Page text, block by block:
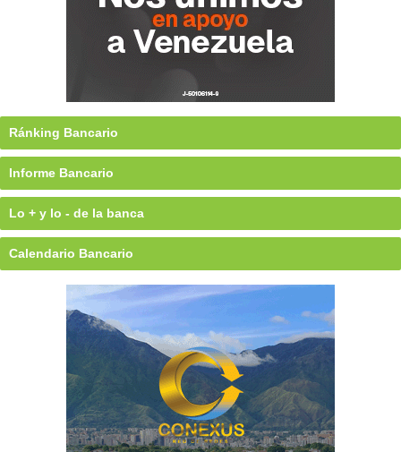
Ránking Bancario
Informe Bancario
Lo + y lo - de la banca
Calendario Bancario